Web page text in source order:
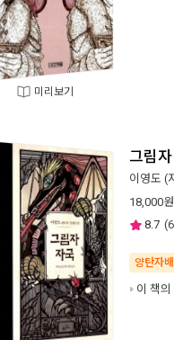
미리보기
그림
이영도 (
18,000
8.7 (
양탄자
이 책